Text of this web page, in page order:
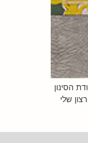
הסינון
שלי